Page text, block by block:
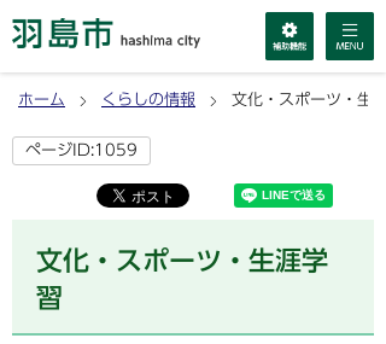
ホーム くらしの情報 文化・スポーツ・生涯
ページID:1059
文化・スポーツ・生涯学
習